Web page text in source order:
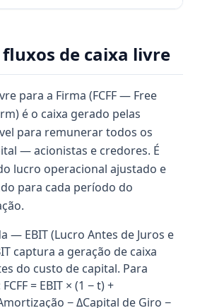
fluxos de caixa livre
para a Firma (FCFF — Free
é o caixa gerado pelas
para remunerar todos os
— acionistas e credores. É
lucro operacional ajustado e
para cada período do
— EBIT (Lucro Antes de Juros e
captura a geração de caixa
do custo de capital. Para
= EBIT × (1 − t) +
− ΔCapital de Giro −